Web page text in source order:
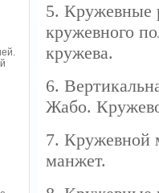
5. Кружевные
кружевного
кружева.
6.
Жабо.
7. Кружевной
манжет.